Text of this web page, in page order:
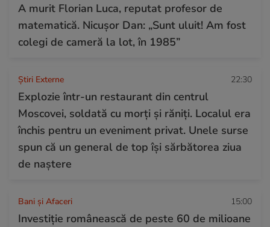
A murit Florian Luca, reputat profesor de
matematică. Nicușor Dan: „Sunt uluit! Am fost
colegi de cameră la lot, în 1985”
Știri Externe 22:30
Explozie într-un restaurant din centrul
Moscovei, soldată cu morți și răniți. Localul era
închis pentru un eveniment privat. Unele surse
spun că un general de top își sărbătorea ziua
de naștere
Bani și Afaceri 15:00
Investiție românească de peste 60 de milioane